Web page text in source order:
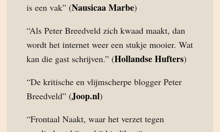
is een vak” (Nausicaa Marbe)
“Als Peter Breedveld zich kwaad maakt, dan
wordt het internet weer een stukje mooier. Wat
kan die gast schrijven.” (Hollandse Hufters)
“De kritische en vlijmscherpe blogger Peter
Breedveld” (Joop.nl)
“Frontaal Naakt, waar het verzet tegen